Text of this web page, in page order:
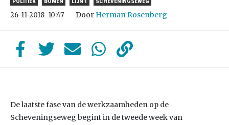
POLITIEK BOMEN LIJN 1 SCHEVENINGSEWEG
26-11-2018 10:47 Door Herman Rosenberg
De laatste fase van de werkzaamheden op de
Scheveningseweg begint in de tweede week van